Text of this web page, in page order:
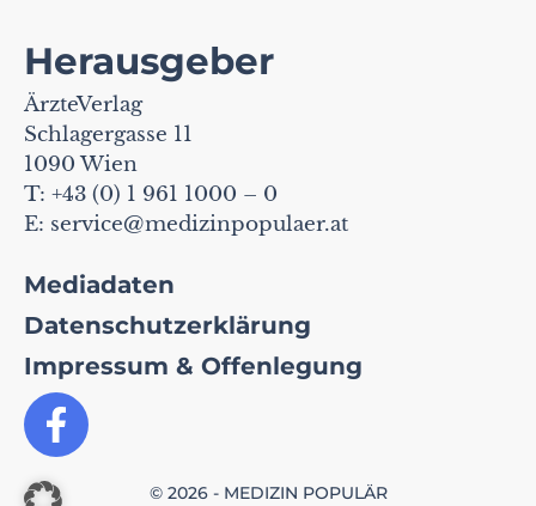
Herausgeber
ÄrzteVerlag
Schlagergasse 11
1090 Wien
T: +43 (0) 1 961 1000 – 0
E: service@medizinpopulaer.at
Mediadaten
Datenschutzerklärung
Impressum & Offenlegung
© 2026 - MEDIZIN POPULÄR